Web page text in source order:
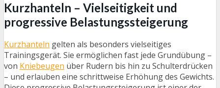
Kurzhanteln – Vielseitigkeit und
progressive Belastungssteigerung
Kurzhanteln gelten als besonders vielseitiges
Trainingsgerät. Sie ermöglichen fast jede Grundübung –
von Kniebeugen über Rudern bis hin zu Schulterdrücken
– und erlauben eine schrittweise Erhöhung des Gewichts.